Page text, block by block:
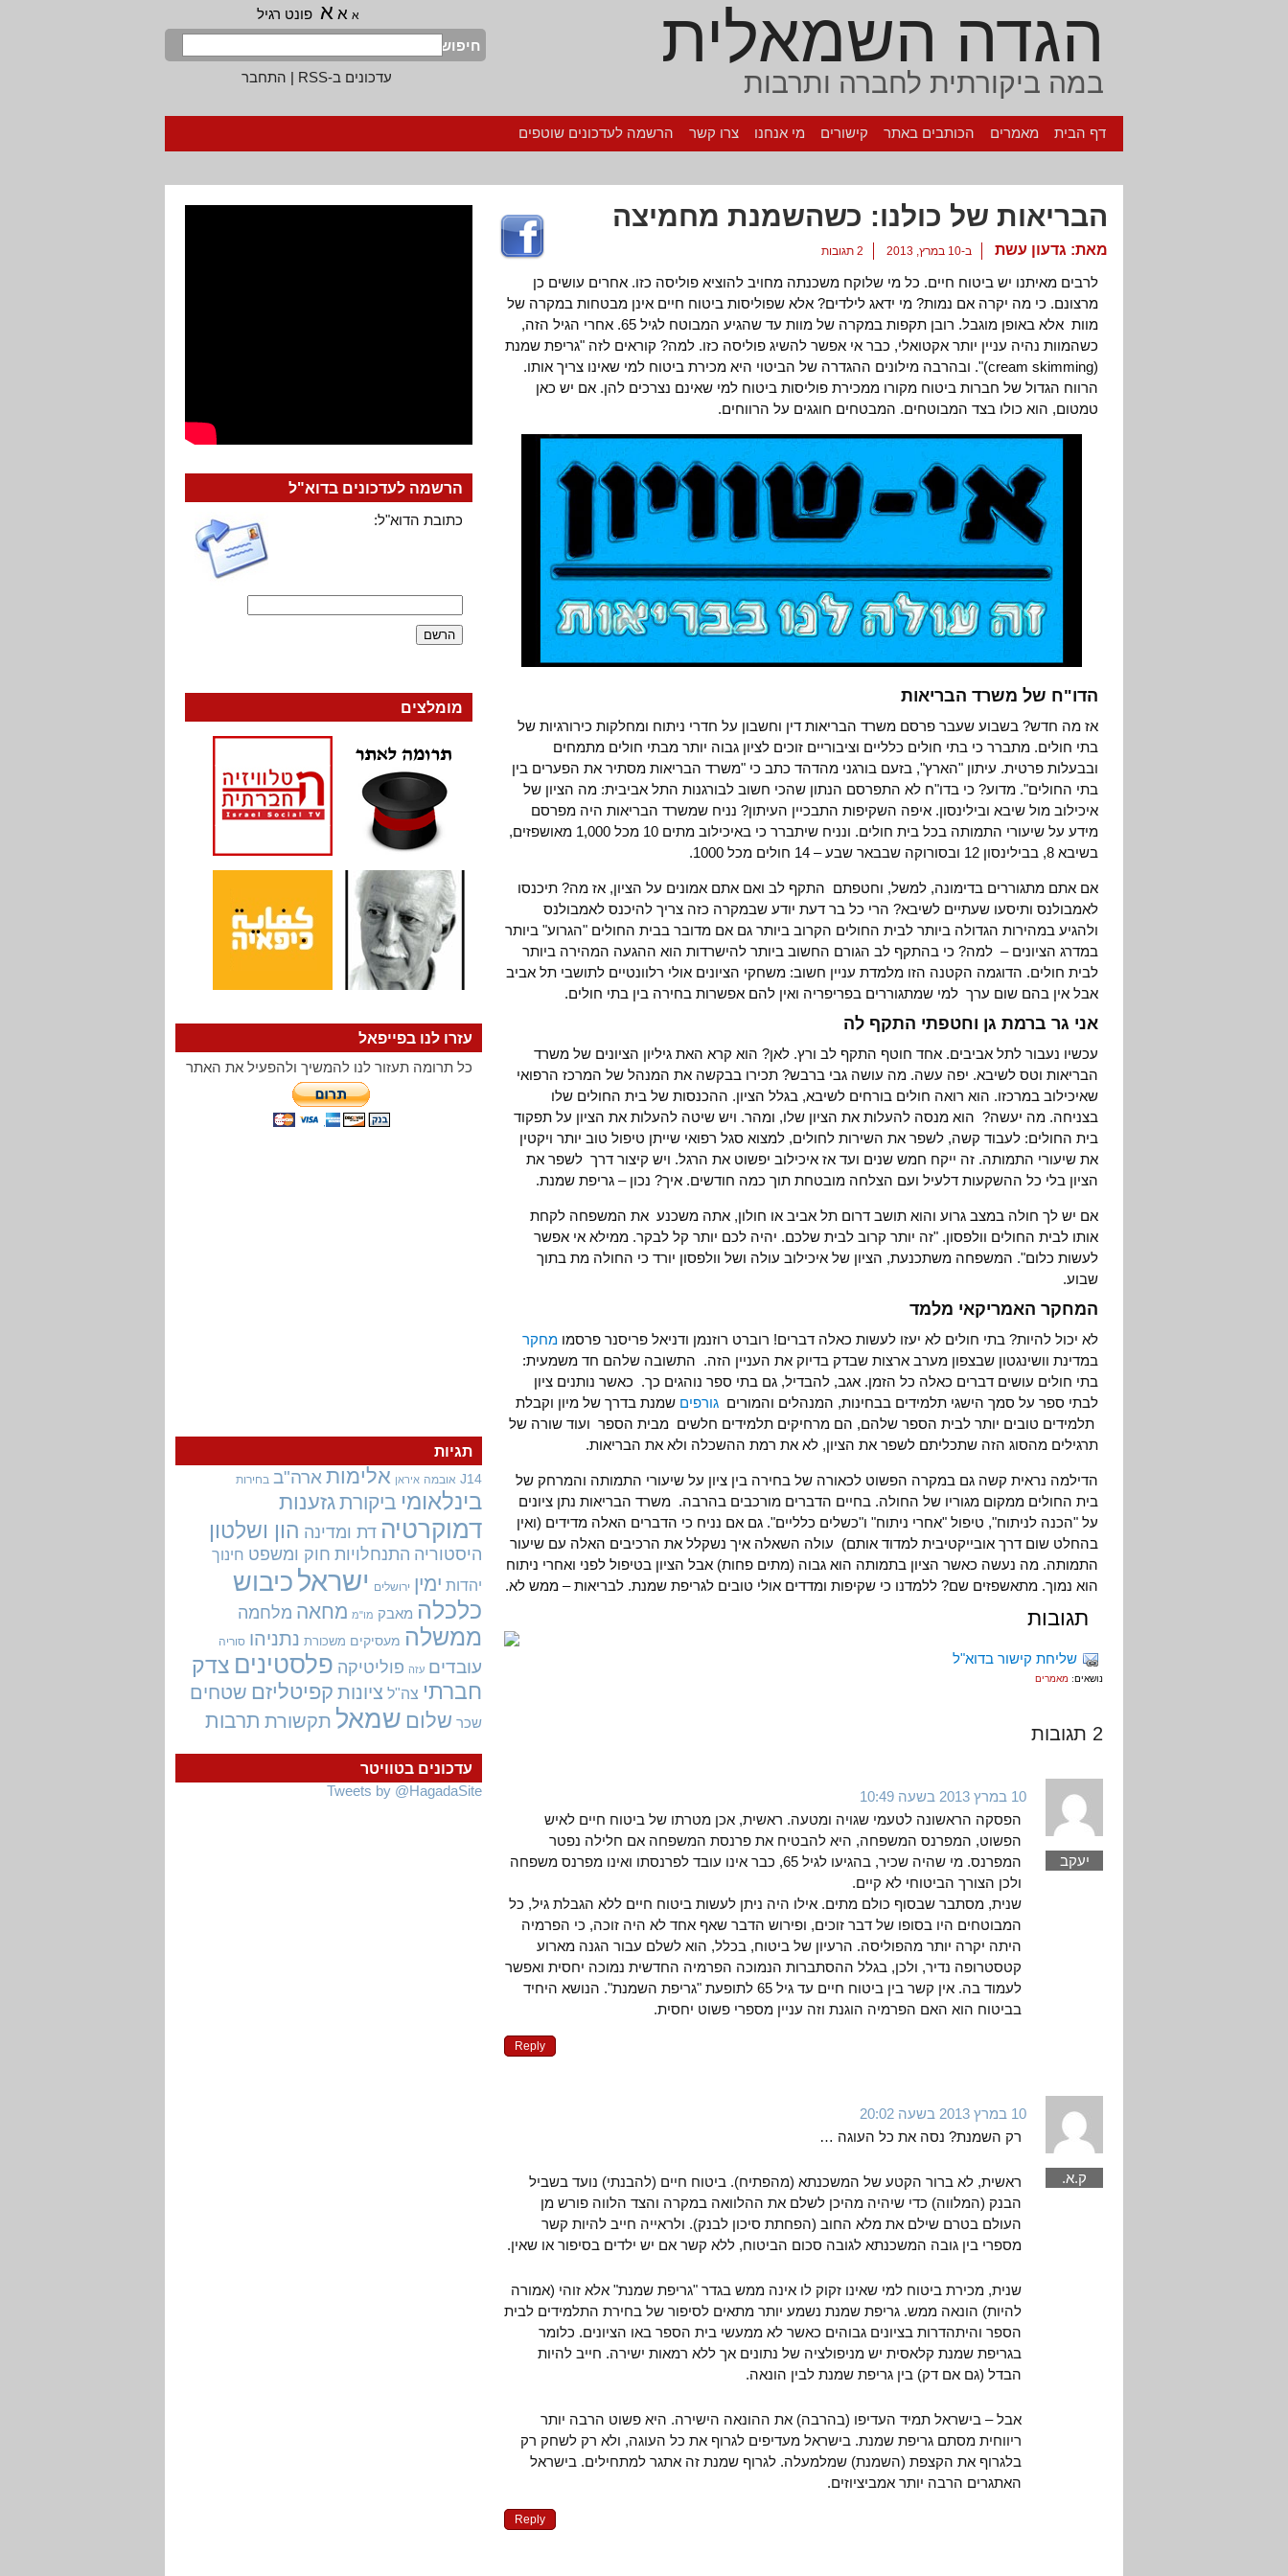
הגדה השמאלית
במה ביקורתית לחברה ותרבות
א א א פונט רגיל
חיפוש
עדכונים ב-RSS
| התחבר
דף הבית מאמרים הכותבים באתר קישורים מי אנחנו צרו קשר הרשמה לעדכונים שוטפים
הבריאות של כולנו: כשהשמנת מחמיצה
מאת: גדעון עשת ב-10 במרץ, 2013 2 תגובות
לרבים מאיתנו יש ביטוח חיים. כל מי שלוקח משכנתה מחויב להוציא פוליסה כזו. אחרים עושים כן
מרצונם. כי מה יקרה אם נמות? מי ידאג לילדים? אלא שפוליסות ביטוח חיים אינן מבטחות במקרה של
מוות אלא באופן מוגבל. רובן תקפות במקרה של מוות עד שהגיע המבוטח לגיל 65. אחרי הגיל הזה,
כשהמוות נהיה עניין יותר אקטואלי, כבר אי אפשר להשיג פוליסה כזו. למה? קוראים לזה "גריפת שמנת
(cream skimming)". ובהרבה מילונים ההגדרה של הביטוי היא מכירת ביטוח למי שאינו צריך אותו.
הרווח הגדול של חברות ביטוח מקורו ממכירת פוליסות ביטוח למי שאינם נצרכים להן. אם יש כאן
טמטום, הוא כולו בצד המבוטחים. המבטחים חוגגים על הרווחים.
הדו"ח של משרד הבריאות
אז מה חדש? בשבוע שעבר פרסם משרד הבריאות דין וחשבון על חדרי ניתוח ומחלקות כירורגיות של
בתי חולים. מתברר כי בתי חולים כלליים וציבוריים זוכים לציון גבוה יותר מבתי חולים מתמחים
ובבעלות פרטית. עיתון "הארץ", בזעם בורגני מהדהד כתב כי "משרד הבריאות מסתיר את הפערים בין
בתי החולים". מדוע? כי בדו"ח לא התפרסם הנתון שהכי חשוב לבורגנות התל אביבית: מה הציון של
איכילוב מול שיבא ובילינסון. איפה השקיפות התבכיין העיתון? נניח שמשרד הבריאות היה מפרסם
מידע על שיעורי התמותה בכל בית חולים. ונניח שיתברר כי באיכילוב מתים 10 מכל 1,000 מאושפזים,
בשיבא 8, בבילינסון 12 ובסורוקה שבבאר שבע – 14 חולים מכל 1000.
אם אתם מתגוררים בדימונה, למשל, וחטפתם התקף לב ואם אתם אמונים על הציון, אז מה? תיכנסו
לאמבולנס ותיסעו שעתיים לשיבא? הרי כל בר דעת יודע שבמקרה כזה צריך להיכנס לאמבולנס
ולהגיע במהירות הגדולה ביותר לבית החולים הקרוב ביותר גם אם מדובר בבית החולים "הגרוע" ביותר
במדרג הציונים – למה? כי בהתקף לב הגורם החשוב ביותר להישרדות הוא ההגעה המהירה ביותר
לבית חולים. הדוגמה הקטנה הזו מלמדת עניין חשוב: משחקי הציונים אולי רלוונטיים לתושבי תל אביב
אבל אין בהם שום ערך למי שמתגוררים בפריפריה ואין להם אפשרות בחירה בין בתי חולים.
אני גר ברמת גן וחטפתי התקף לה
עכשיו נעבור לתל אביבים. אחד חוטף התקף לב ורץ. לאן? הוא קרא האת גיליון הציונים של משרד
הבריאות וטס לשיבא. יפה עשה. מה עושה גבי ברבש? תכירו בבקשה את המנהל של המרכז הרפואי
שאיכילוב במרכזו. הוא רואה חולים בורחים לשיבא, בגלל הציון. ההכנסות של בית החולים שלו
בצניחה. מה יעשה? הוא מנסה להעלות את הציון שלו, ומהר. ויש שיטה להעלות את הציון על תפקוד
בית החולים: לעבוד קשה, לשפר את השירות לחולים, למצוא סגל רפואי שייתן טיפול טוב יותר ויקטין
את שיעורי התמותה. זה ייקח חמש שנים ועד אז איכילוב יפשוט את הרגל. ויש קיצור דרך לשפר את
הציון בלי כל ההשקעות דלעיל ועם הצלחה מובטחת תוך כמה חודשים. איך? נכון – גריפת שמנת.
אם יש לך חולה במצב גרוע והוא תושב דרום תל אביב או חולון, אתה משכנע את המשפחה לקחת
אותו לבית החולים וולפסון. "זה יותר קרוב לבית שלכם. יהיה לכם יותר קל לבקר. ממילא אי אפשר
לעשות כלום". המשפחה משתכנעת, הציון של איכילוב עולה ושל וולפסון יורד כי החולה מת בתוך
שבוע.
המחקר האמריקאי מלמד
לא יכול להיות? בתי חולים לא יעזו לעשות כאלה דברים! רוברט רוזנמן ודניאל פריסנר פרסמו מחקר
במדינת וושינגטון שבצפון מערב ארצות שבדק בדיוק את העניין הזה. התשובה שלהם חד משמעית:
בתי חולים עושים דברים כאלה כל הזמן. אגב, להבדיל, גם בתי ספר נוהגים כך. כאשר נותנים ציון
לבתי ספר על סמך הישגי תלמידים בבחינות, המנהלים והמורים גורפים שמנת בדרך של מיון וקבלת
תלמידים טובים יותר לבית הספר שלהם, הם מרחיקים תלמידים חלשים מבית הספר ועוד שורה של
תרגילים מהסוג הזה שתכליתם לשפר את הציון, לא את רמת ההשכלה ולא את הבריאות.
הדילמה נראית קשה גם במקרה הפשוט לכאורה של בחירה בין ציון על שיעורי התמותה והמרחק של
בית החולים ממקום מגוריו של החולה. בחיים הדברים מורכבים בהרבה. משרד הבריאות נתן ציונים
על "הכנה לניתוח", טיפול "אחרי ניתוח" ו"כשלים כלליים". גם אם נניח כי הדברים האלה מדידים (ואין
בהחלט שום דרך אובייקטיבית למדוד אותם) עולה השאלה איך נשקלל את הרכיבים האלה עם שיעור
התמותה. מה נעשה כאשר הציון בתמותה הוא גבוה (מתים פחות) אבל הציון בטיפול לפני ואחרי ניתוח
הוא נמוך. מתאשפזים שם? ללמדנו כי שקיפות ומדדים אולי טובים לגריפת שמנת. לבריאות – ממש לא.
תגובות
שליחת קישור בדוא"ל
נושאים: מאמרים
2 תגובות
יעקב
10 במרץ 2013 בשעה 10:49
הפסקה הראשונה לטעמי שגויה ומטעה. ראשית, אכן מטרתו של ביטוח חיים לאיש
הפשוט, המפרנס המשפחה, היא להבטיח את פרנסת המשפחה אם חלילה נפטר
המפרנס. מי שהיה שכיר, בהגיעו לגיל 65, כבר אינו עובד לפרנסתו ואינו מפרנס משפחה
ולכן הצורך הביטוחי לא קיים.
שנית, מסתבר שבסוף כולם מתים. אילו היה ניתן לעשות ביטוח חיים ללא הגבלת גיל, כל
המבוטחים היו בסופו של דבר זוכים, ופירוש הדבר שאף אחד לא היה זוכה, כי הפרמיה
היתה יקרה יותר מהפוליסה. הרעיון של ביטוח, בכלל, הוא לשלם עבור הגנה מארוע
קטסטרופה נדיר, ולכן, בגלל ההסתברות הנמוכה הפרמיה החדשית נמוכה יחסית ואפשר
לעמוד בה. אין קשר בין ביטוח חיים עד גיל 65 לתופעת "גריפת השמנת". הנושא היחיד
בביטוח הוא האם הפרמיה הוגנת וזה עניין מספרי פשוט יחסית.
Reply
ק.א.
10 במרץ 2013 בשעה 20:02
רק השמנת? נסה את כל העוגה …
ראשית, לא ברור הקטע של המשכנתא (מהפתיח). ביטוח חיים (להבנתי) נועד בשביל
הבנק (המלווה) כדי שיהיה מהיכן לשלם את ההלוואה במקרה והצד הלווה פורש מן
העולם בטרם שילם את מלא החוב (הפחתת סיכון לבנק). ולראייה חייב להיות קשר
מספרי בין גובה המשכנתא לגובה סכום הביטוח, ללא קשר אם יש ילדים בסיפור או שאין.
שנית, מכירת ביטוח למי שאינו זקוק לו אינה ממש בגדר "גריפת שמנת" אלא זוהי (אמורה
להיות) הונאה ממש. גריפת שמנת נשמע יותר מתאים לסיפור של בחירת התלמידים לבית
הספר והיתהדרות בציונים גבוהים כאשר לא ממעשי בית הספר באו הציונים. כלומר
בגריפת שמנת קלאסית יש מניפולציה של נתונים אך ללא רמאות ישירה. חייב להיות
הבדל (גם אם דק) בין גריפת שמנת לבין הונאה.
אבל – בישראל תמיד העדיפו (בהרבה) את ההונאה הישירה. היא פשוט הרבה יותר
ריווחית מסתם גריפת שמנת. בישראל מעדיפים לגרוף את כל העוגה, ולא רק לשחק רק
בלגרוף את הקצפת (השמנת) שמלמעלה. לגרוף שמנת זה אתגר למתחילים. בישראל
האתגרים הרבה יותר אמביציוזים.
Reply
הרשמה לעדכונים בדוא"ל
כתובת הדוא"ל:
מומלצים
עזרו לנו בפייפאל
כל תרומה תעזור לנו להמשיך ולהפעיל את האתר
עדכונים בטוויטר
Tweets by @HagadaSite
תגיות
J14 אובמה איראן אלימות ארה"ב בחירות
בינלאומי ביקורתגזענות
דמוקרטיה דת ומדינה הון ושלטון
היסטוריה התנחלויות חוק ומשפט חינוך
יהדות ימין ירושלים ישראל כיבוש
כלכלה מאבק מו"מ מחאה מלחמה
ממשלה מעסיקים משכורת נתניהו סוריה
עובדים עזה פוליטיקה פלסטינים צדק
חברתי צה"ל ציונות קפיטליזם שטחים
שכר שלום שמאל תקשורת תרבות